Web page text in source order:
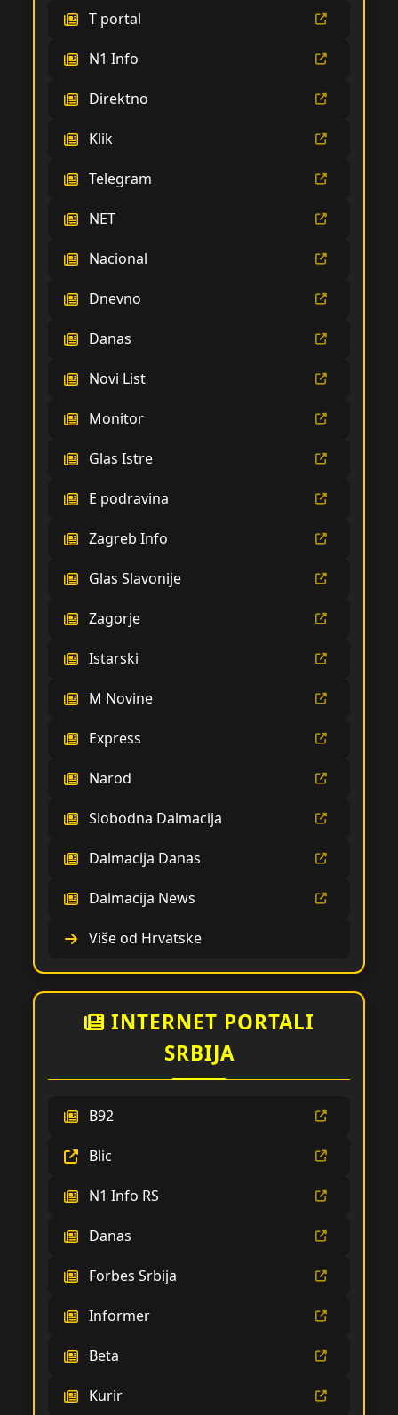
T portal
N1 Info
Direktno
Klik
Telegram
NET
Nacional
Dnevno
Danas
Novi List
Monitor
Glas Istre
E podravina
Zagreb Info
Glas Slavonije
Zagorje
Istarski
M Novine
Express
Narod
Slobodna Dalmacija
Dalmacija Danas
Dalmacija News
Više od Hrvatske
INTERNET PORTALI
SRBIJA
B92
Blic
N1 Info RS
Danas
Forbes Srbija
Informer
Beta
Kurir